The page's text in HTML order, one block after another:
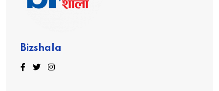
Bizshala